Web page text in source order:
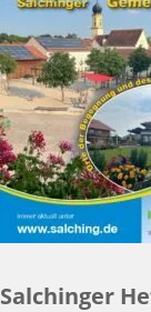
Salchinger